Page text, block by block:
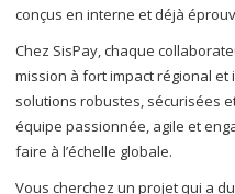
conçus en interne et déjà
Chez SisPay, chaque
mission à fort impact régional
solutions robustes, sécurisées
équipe passionnée, agile et
faire à l’échelle globale.
Vous cherchez un projet qui a